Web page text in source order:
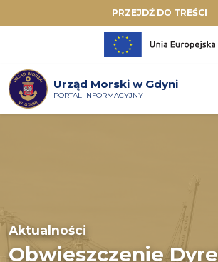
PRZEJDŹ DO TREŚCI
Urząd Morski w Gdyni
PORTAL INFORMACYJNY
Aktualności
Obwieszczenie